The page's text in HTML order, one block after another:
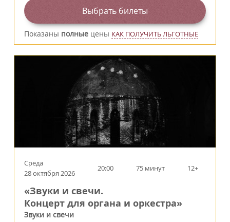
Выбрать билеты
Показаны полные цены КАК ПОЛУЧИТЬ ЛЬГОТНЫЕ
Среда
28 октября 2026
20:00 75 минут 12+
«Звуки и свечи.
Концерт для органа и оркестра»
Звуки и свечи